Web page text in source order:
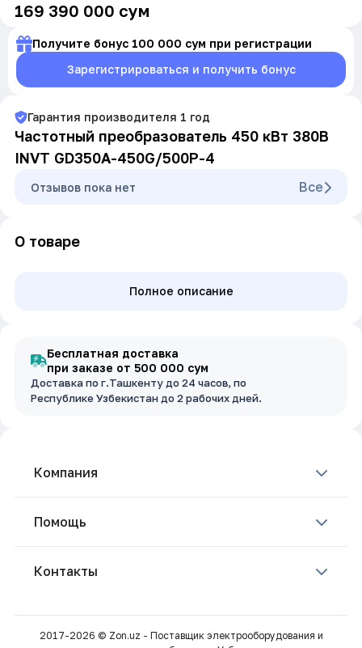
169 390 000 сум
Получите бонус 100 000 сум при регистрации
Зарегистрироваться и получить бонус
Гарантия производителя 1 год
Частотный преобразователь 450 кВт 380В
INVT GD350A-450G/500P-4
Oтзывов пока нет Все
О товаре
Полное описание
Бесплатная доставка
при заказе от 500 000 сум
Доставка по г.Ташкенту до 24 часов, по
Республике Узбекистан до 2 рабочих дней.
Компания
Помощь
Контакты
2017-2026 © Zon.uz - Поставщик электрооборудования и